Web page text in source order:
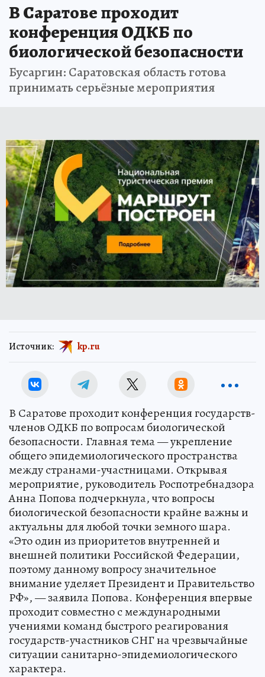
В Саратове проходит
конференция ОДКБ по
биологической безопасности
Бусаргин: Саратовская область готова
принимать серьёзные мероприятия
Источник: kp.ru
В Саратове проходит конференция государств-
членов ОДКБ по вопросам биологической
безопасности. Главная тема — укрепление
общего эпидемиологического пространства
между странами-участницами. Открывая
мероприятие, руководитель Роспотребнадзора
Анна Попова подчеркнула, что вопросы
биологической безопасности крайне важны и
актуальны для любой точки земного шара.
«Это один из приоритетов внутренней и
внешней политики Российской Федерации,
поэтому данному вопросу значительное
внимание уделяет Президент и Правительство
РФ», — заявила Попова. Конференция впервые
проходит совместно с международными
учениями команд быстрого реагирования
государств-участников СНГ на чрезвычайные
ситуации санитарно-эпидемиологического
характера.